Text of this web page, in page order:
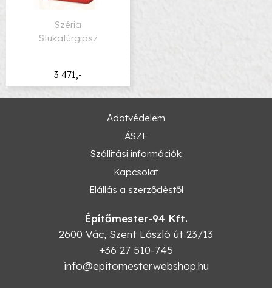
3 471,-
Széria
Stukatúrgipsz
Adatvédelem
ÁSZF
Szállítási információk
Kapcsolat
Elállás a szerződéstől
Építőmester-94 Kft.
2600 Vác, Szent László út 23/13
+36 27 510-745
info@epitomesterwebshop.hu